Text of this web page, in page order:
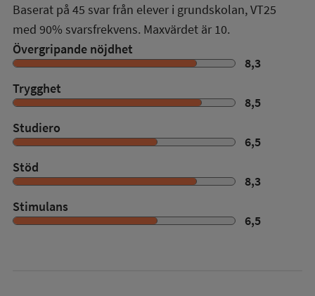
Baserat på 45 svar från elever i grundskolan,VT25
med 90% svarsfrekvens. Maxvärdet är 10.
Övergripande nöjdhet
8,3
Trygghet
8,5
Studiero
6,5
Stöd
8,3
Stimulans
6,5